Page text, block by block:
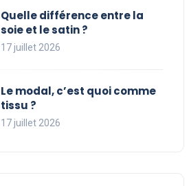
Quelle différence entre la
soie et le satin ?
17 juillet 2026
Le modal, c’est quoi comme
tissu ?
17 juillet 2026